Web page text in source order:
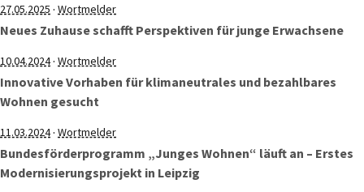
27.05.2025 · Wortmelder
Neues Zuhause schafft Perspektiven für junge Erwachsene
10.04.2024· Wortmelder
Innovative Vorhaben für klimaneutrales und bezahlbares
Wohnen gesucht
11.03.2024· Wortmelder
Bundesförderprogramm „Junges Wohnen“ läuft an – Erstes
Modernisierungsprojekt in Leipzig